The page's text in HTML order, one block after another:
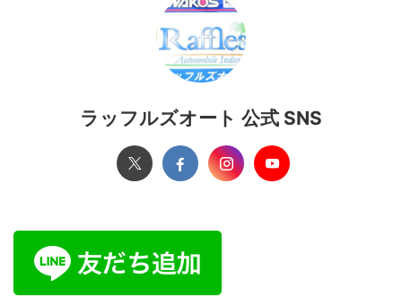
ラッフルズオート 公式 SNS